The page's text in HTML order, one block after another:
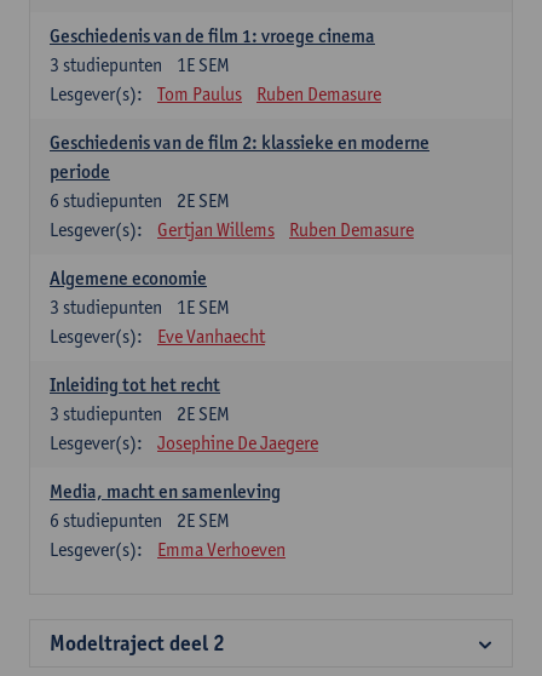
Geschiedenis van de film 1: vroege cinema
1E SEM
3 studiepunten
Lesgever(s):
Tom Paulus Ruben Demasure
Geschiedenis van de film 2: klassieke en moderne
periode
2E SEM
6 studiepunten
Lesgever(s):
Gertjan Willems Ruben Demasure
Algemene economie
1E SEM
3 studiepunten
Lesgever(s):
Eve Vanhaecht
Inleiding tot het recht
2E SEM
3 studiepunten
Lesgever(s):
Josephine De Jaegere
Media, macht en samenleving
2E SEM
6 studiepunten
Lesgever(s):
Emma Verhoeven
Modeltraject deel 2